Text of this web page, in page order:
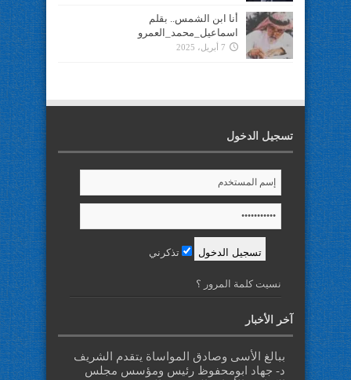
أنا ابن الشمس.. بقلم
اسماعيل_محمد_العمرو
7 أبريل، 2025
تسجيل الدخول
تذكرني
نسيت كلمة المرور ؟
آخر الأخبار
ببالغ الأسى وصادق المواساة يتقدم الشريف
د- جهاد ابومحفوظ رئيس ومؤسس مجلس